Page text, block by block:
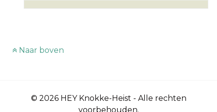
Naar boven
© 2026 HEY Knokke-Heist - Alle rechten
voorbehouden.